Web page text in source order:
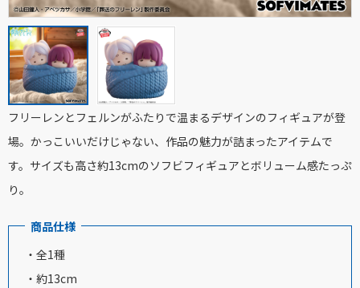
フリーレンとフェルンがふたりで温まるデザインのフィギュアが登
場。かっこいいだけじゃない、作品の魅力が詰まったアイテムで
す。サイズも高さ約13cmのソフビフィギュアとボリューム感たっぷ
り。
商品仕様
・全1種
・約13cm